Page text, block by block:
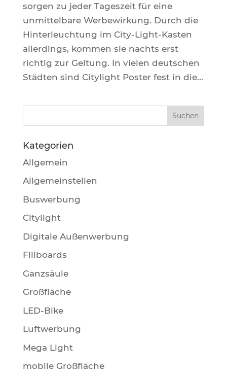
sorgen zu jeder Tageszeit für eine
unmittelbare Werbewirkung. Durch die
Hinterleuchtung im City-Light-Kasten
allerdings, kommen sie nachts erst
richtig zur Geltung. In vielen deutschen
Städten sind Citylight Poster fest in die...
Kategorien
Allgemein
Allgemeinstellen
Buswerbung
Citylight
Digitale Außenwerbung
Fillboards
Ganzsäule
Großfläche
LED-Bike
Luftwerbung
Mega Light
mobile Großfläche